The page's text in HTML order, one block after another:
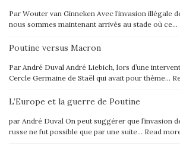
Par Wouter van Ginneken Avec l’invasion illégale
nous sommes maintenant arrivés au stade où ce…
Poutine versus Macron
Par André Duval André Liebich, lors d’une
Cercle Germaine de Staël qui avait pour thème…
L’Europe et la guerre de Poutine
par André Duval On peut suggérer que l’invasion
russe ne fut possible que par une suite… Read